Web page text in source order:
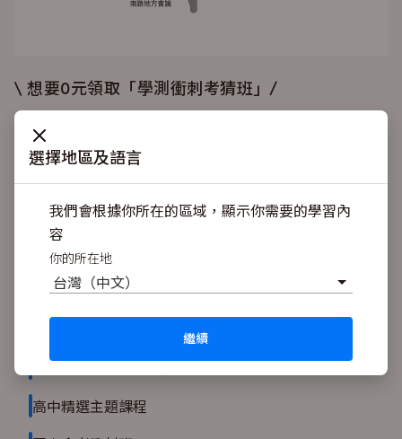
選擇地區及語言
我們會根據你所在的區域，顯示你需要的學習內
容
你的所在地
台灣（中文）
繼續
\ 想要0元領取「學測衝刺考猜班」/
立刻加入
鈕，價值 $1,590 元的「學測全科考猜班」免費送給你！
🏫 Snapask 時課問陪伴你在家安心學，數位學習
國、高中全科課程
國、高中暑期先修班
116 新學測黑馬衝刺班
高中精選主題課程